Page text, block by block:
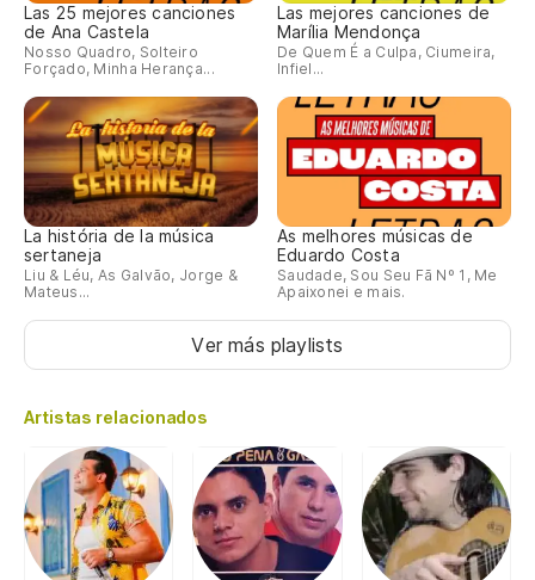
Las 25 mejores canciones
de Ana Castela
Nosso Quadro, Solteiro
Forçado, Minha Herança...
Las mejores canciones de
Marília Mendonça
De Quem É a Culpa, Ciumeira,
Infiel...
La história de la música
sertaneja
Liu & Léu, As Galvão, Jorge &
Mateus...
As melhores músicas de
Eduardo Costa
Saudade, Sou Seu Fã Nº 1, Me
Apaixonei e mais.
Ver más playlists
Artistas relacionados